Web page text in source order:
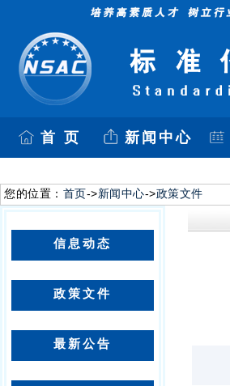
首 页 新闻中心
您的位置： 首页->新闻中心->政策文件
信息动态
政策文件
最新公告